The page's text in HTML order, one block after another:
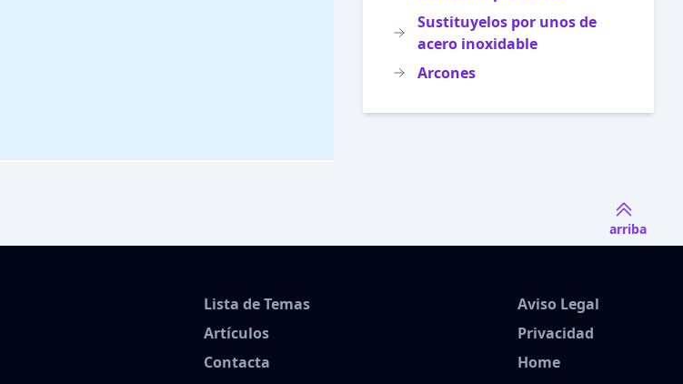
Sustituyelos por unos de
acero inoxidable
Arcones
arriba
Lista de Temas
Artículos
Contacta
Aviso Legal
Privacidad
Home